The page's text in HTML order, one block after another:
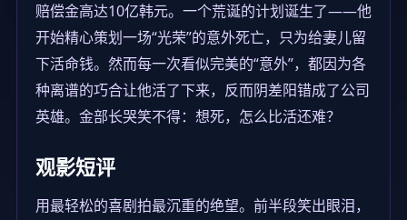
赔偿金高达10亿韩元。一个荒诞的计划诞生了——他
开始精心策划一场“光荣”的意外死亡，只为给妻儿留
下活命钱。然而每一次看似完美的“意外”，都因为各
种离谱的巧合让他活了下来，反而阴差阳错成了公司
英雄。金部长哭笑不得：想死，怎么比活还难？
观影短评
用最轻松的喜剧拍最沉重的绝望。前半段笑出眼泪，